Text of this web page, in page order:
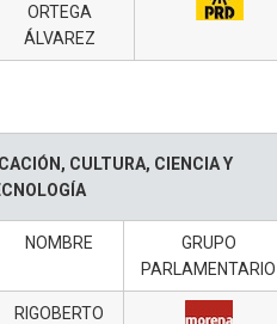
ORTEGA
ÁLVAREZ
CULTURA, CIENCIA Y
NOMBRE
GRUPO
PARLAMENTARIO
RIGOBERTO